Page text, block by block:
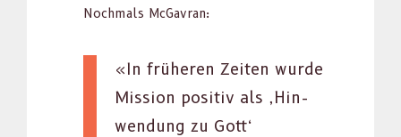
Nochmals McGavran:
«In früheren Zeit­en wurde
Mis­sion pos­i­tiv als ‚Hin­
wen­dung zu Gott‘